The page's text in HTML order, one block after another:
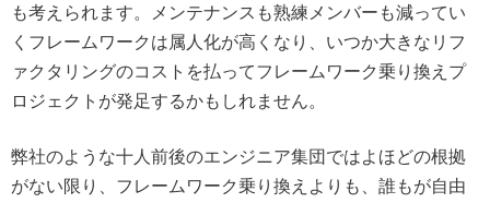
も考えられます。メンテナンスも熟練メンバーも減ってい
くフレームワークは属人化が高くなり、いつか大きなリフ
ァクタリングのコストを払ってフレームワーク乗り換えプ
ロジェクトが発足するかもしれません。
弊社のような十人前後のエンジニア集団ではよほどの根拠
がない限り、フレームワーク乗り換えよりも、誰もが自由